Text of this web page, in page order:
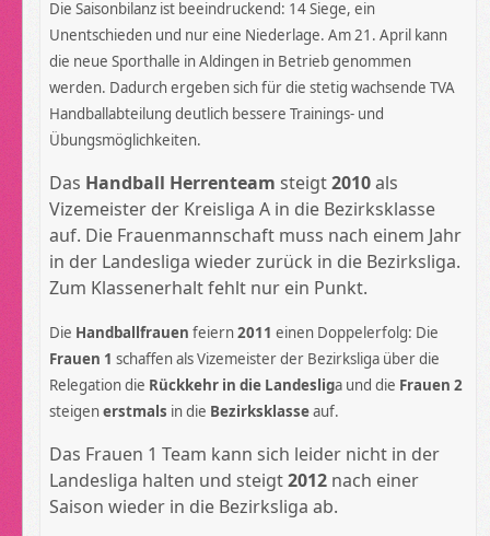
Die Saisonbilanz ist beeindruckend: 14 Siege, ein
Unentschieden und nur eine Niederlage. Am 21. April kann
die neue Sporthalle in Aldingen in Betrieb genommen
werden. Dadurch ergeben sich für die stetig wachsende TVA
Handballabteilung deutlich bessere Trainings- und
Übungsmöglichkeiten.
Das Handball Herrenteam steigt2010als
Vizemeister der Kreisliga A in die Bezirksklasse
auf. Die Frauenmannschaft muss nach einem Jahr
in der Landesliga wieder zurück in die Bezirksliga.
Zum Klassenerhalt fehlt nur ein Punkt.
Die Handballfrauen feiern2011 einen Doppelerfolg: Die
Frauen 1 schaffen als Vizemeister der Bezirksliga über die
Relegation die Rückkehr in die Landesliga und die Frauen 2
steigenerstmals in die Bezirksklasseauf.
Das Frauen 1 Team kann sich leider nicht in der
Landesliga halten und steigt2012 nach einer
Saison wieder in die Bezirksliga ab.